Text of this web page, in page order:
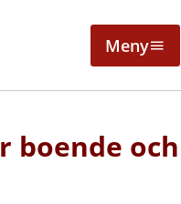
Meny
boende och